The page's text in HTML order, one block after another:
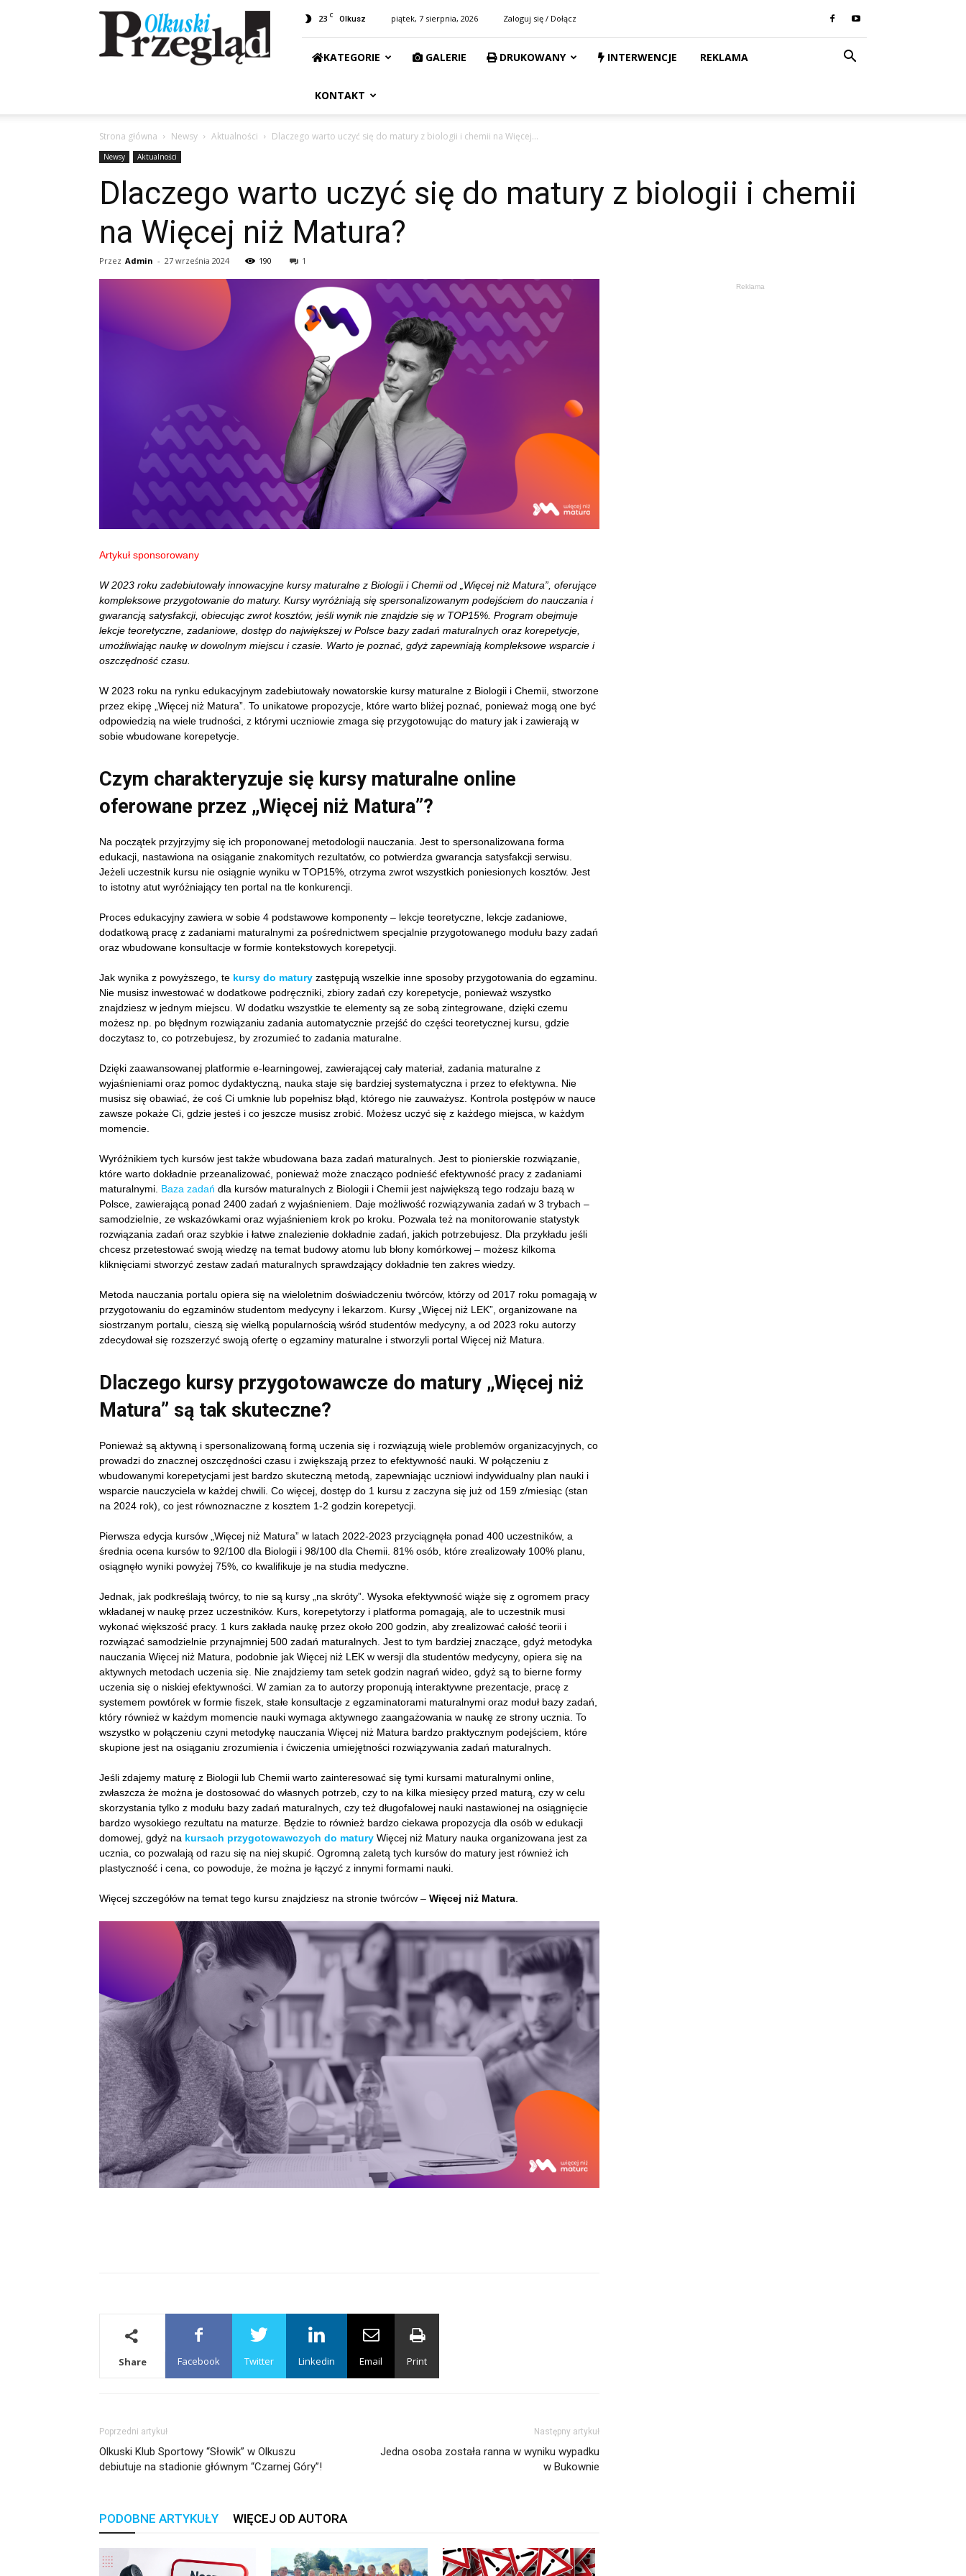
Przegląd
Olkuski
23 C Olkusz piątek, 7 sierpnia, 2026 Zaloguj się / Dołącz
KATEGORIE GALERIE DRUKOWANY INTERWENCJE REKLAMA
KONTAKT
Strona główna Newsy Aktualności Dlaczego warto uczyć się do matury z biologii i chemii na Więcej...
Newsy Aktualności
Dlaczego warto uczyć się do matury z biologii i chemii
na Więcej niż Matura?
Przez Admin - 27 września 2024 190 1
Artykuł sponsorowany
W 2023 roku zadebiutowały innowacyjne kursy maturalne z Biologii i Chemii od „Więcej niż Matura”, oferujące
kompleksowe przygotowanie do matury. Kursy wyróżniają się spersonalizowanym podejściem do nauczania i
gwarancją satysfakcji, obiecując zwrot kosztów, jeśli wynik nie znajdzie się w TOP15%. Program obejmuje
lekcje teoretyczne, zadaniowe, dostęp do największej w Polsce bazy zadań maturalnych oraz korepetycje,
umożliwiając naukę w dowolnym miejscu i czasie. Warto je poznać, gdyż zapewniają kompleksowe wsparcie i
oszczędność czasu.
W 2023 roku na rynku edukacyjnym zadebiutowały nowatorskie kursy maturalne z Biologii i Chemii, stworzone
przez ekipę „Więcej niż Matura”. To unikatowe propozycje, które warto bliżej poznać, ponieważ mogą one być
odpowiedzią na wiele trudności, z którymi uczniowie zmaga się przygotowując do matury jak i zawierają w
sobie wbudowane korepetycje.
Czym charakteryzuje się kursy maturalne online
oferowane przez „Więcej niż Matura”?
Na początek przyjrzyjmy się ich proponowanej metodologii nauczania. Jest to spersonalizowana forma
edukacji, nastawiona na osiąganie znakomitych rezultatów, co potwierdza gwarancja satysfakcji serwisu.
Jeżeli uczestnik kursu nie osiągnie wyniku w TOP15%, otrzyma zwrot wszystkich poniesionych kosztów. Jest
to istotny atut wyróżniający ten portal na tle konkurencji.
Proces edukacyjny zawiera w sobie 4 podstawowe komponenty – lekcje teoretyczne, lekcje zadaniowe,
dodatkową pracę z zadaniami maturalnymi za pośrednictwem specjalnie przygotowanego modułu bazy zadań
oraz wbudowane konsultacje w formie kontekstowych korepetycji.
Jak wynika z powyższego, te kursy do matury zastępują wszelkie inne sposoby przygotowania do egzaminu.
Nie musisz inwestować w dodatkowe podręczniki, zbiory zadań czy korepetycje, ponieważ wszystko
znajdziesz w jednym miejscu. W dodatku wszystkie te elementy są ze sobą zintegrowane, dzięki czemu
możesz np. po błędnym rozwiązaniu zadania automatycznie przejść do części teoretycznej kursu, gdzie
doczytasz to, co potrzebujesz, by zrozumieć to zadania maturalne.
Dzięki zaawansowanej platformie e-learningowej, zawierającej cały materiał, zadania maturalne z
wyjaśnieniami oraz pomoc dydaktyczną, nauka staje się bardziej systematyczna i przez to efektywna. Nie
musisz się obawiać, że coś Ci umknie lub popełnisz błąd, którego nie zauważysz. Kontrola postępów w nauce
zawsze pokaże Ci, gdzie jesteś i co jeszcze musisz zrobić. Możesz uczyć się z każdego miejsca, w każdym
momencie.
Wyróżnikiem tych kursów jest także wbudowana baza zadań maturalnych. Jest to pionierskie rozwiązanie,
które warto dokładnie przeanalizować, ponieważ może znacząco podnieść efektywność pracy z zadaniami
maturalnymi. Baza zadań dla kursów maturalnych z Biologii i Chemii jest największą tego rodzaju bazą w
Polsce, zawierającą ponad 2400 zadań z wyjaśnieniem. Daje możliwość rozwiązywania zadań w 3 trybach –
samodzielnie, ze wskazówkami oraz wyjaśnieniem krok po kroku. Pozwala też na monitorowanie statystyk
rozwiązania zadań oraz szybkie i łatwe znalezienie dokładnie zadań, jakich potrzebujesz. Dla przykładu jeśli
chcesz przetestować swoją wiedzę na temat budowy atomu lub błony komórkowej – możesz kilkoma
kliknięciami stworzyć zestaw zadań maturalnych sprawdzający dokładnie ten zakres wiedzy.
Metoda nauczania portalu opiera się na wieloletnim doświadczeniu twórców, którzy od 2017 roku pomagają w
przygotowaniu do egzaminów studentom medycyny i lekarzom. Kursy „Więcej niż LEK”, organizowane na
siostrzanym portalu, cieszą się wielką popularnością wśród studentów medycyny, a od 2023 roku autorzy
zdecydował się rozszerzyć swoją ofertę o egzaminy maturalne i stworzyli portal Więcej niż Matura.
Dlaczego kursy przygotowawcze do matury „Więcej niż
Matura” są tak skuteczne?
Ponieważ są aktywną i spersonalizowaną formą uczenia się i rozwiązują wiele problemów organizacyjnych, co
prowadzi do znacznej oszczędności czasu i zwiększają przez to efektywność nauki. W połączeniu z
wbudowanymi korepetycjami jest bardzo skuteczną metodą, zapewniając uczniowi indywidualny plan nauki i
wsparcie nauczyciela w każdej chwili. Co więcej, dostęp do 1 kursu z zaczyna się już od 159 z/miesiąc (stan
na 2024 rok), co jest równoznaczne z kosztem 1-2 godzin korepetycji.
Pierwsza edycja kursów „Więcej niż Matura” w latach 2022-2023 przyciągnęła ponad 400 uczestników, a
średnia ocena kursów to 92/100 dla Biologii i 98/100 dla Chemii. 81% osób, które zrealizowały 100% planu,
osiągnęło wyniki powyżej 75%, co kwalifikuje je na studia medyczne.
Jednak, jak podkreślają twórcy, to nie są kursy „na skróty”. Wysoka efektywność wiąże się z ogromem pracy
wkładanej w naukę przez uczestników. Kurs, korepetytorzy i platforma pomagają, ale to uczestnik musi
wykonać większość pracy. 1 kurs zakłada naukę przez około 200 godzin, aby zrealizować całość teorii i
rozwiązać samodzielnie przynajmniej 500 zadań maturalnych. Jest to tym bardziej znaczące, gdyż metodyka
nauczania Więcej niż Matura, podobnie jak Więcej niż LEK w wersji dla studentów medycyny, opiera się na
aktywnych metodach uczenia się. Nie znajdziemy tam setek godzin nagrań wideo, gdyż są to bierne formy
uczenia się o niskiej efektywności. W zamian za to autorzy proponują interaktywne prezentacje, pracę z
systemem powtórek w formie fiszek, stałe konsultacje z egzaminatorami maturalnymi oraz moduł bazy zadań,
który również w każdym momencie nauki wymaga aktywnego zaangażowania w naukę ze strony ucznia. To
wszystko w połączeniu czyni metodykę nauczania Więcej niż Matura bardzo praktycznym podejściem, które
skupione jest na osiąganiu zrozumienia i ćwiczenia umiejętności rozwiązywania zadań maturalnych.
Jeśli zdajemy maturę z Biologii lub Chemii warto zainteresować się tymi kursami maturalnymi online,
zwłaszcza że można je dostosować do własnych potrzeb, czy to na kilka miesięcy przed maturą, czy w celu
skorzystania tylko z modułu bazy zadań maturalnych, czy też długofalowej nauki nastawionej na osiągnięcie
bardzo wysokiego rezultatu na maturze. Będzie to również bardzo ciekawa propozycja dla osób w edukacji
domowej, gdyż na kursach przygotowawczych do matury Więcej niż Matury nauka organizowana jest za
ucznia, co pozwalają od razu się na niej skupić. Ogromną zaletą tych kursów do matury jest również ich
plastyczność i cena, co powoduje, że można je łączyć z innymi formami nauki.
Więcej szczegółów na temat tego kursu znajdziesz na stronie twórców – Więcej niż Matura
Share Facebook Twitter Linkedin Email Print
Poprzedni artykuł
Olkuski Klub Sportowy “Słowik” w Olkuszu
debiutuje na stadionie głównym “Czarnej Góry”!
Następny artykuł
Jedna osoba została ranna w wyniku wypadku
w Bukownie
PODOBNE ARTYKUŁY WIĘCEJ OD AUTORA
Reklama